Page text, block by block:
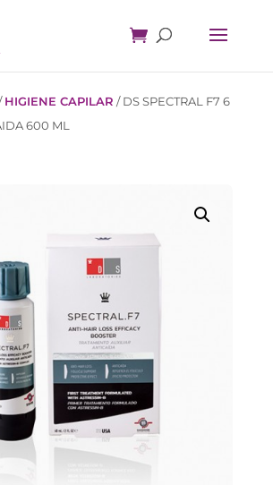
HIGIENE CAPILAR /DS SPECTRAL F7 6
600 ML